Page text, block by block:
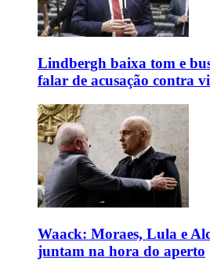
Lindbergh baixa tom e
falar de acusação contra
Waack: Moraes, Lula e
juntam na hora do aperto